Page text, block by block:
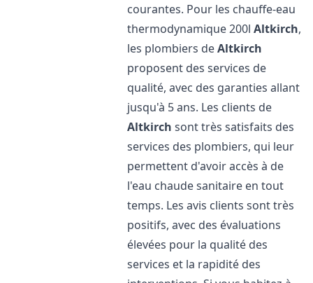
courantes. Pour les chauffe-eau
thermodynamique 200lAltkirch,
les plombiers deAltkirch
proposent des services de
qualité, avec des garanties allant
jusqu'à 5 ans. Les clients de
Altkirch sont très satisfaits des
services des plombiers, qui leur
permettent d'avoir accès à de
l'eau chaude sanitaire en tout
temps. Les avis clients sont très
positifs, avec des évaluations
élevées pour la qualité des
services et la rapidité des